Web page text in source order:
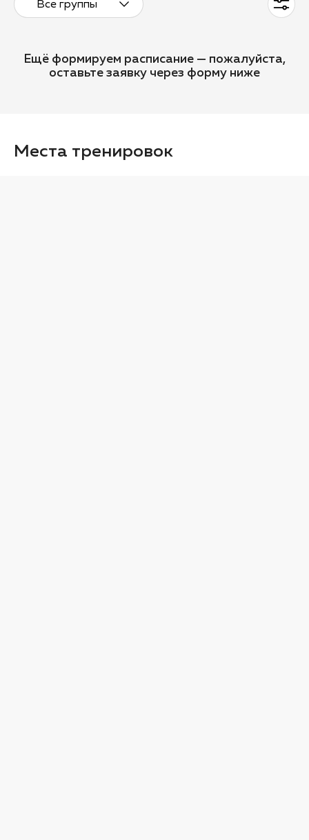
Все группы
Ещё формируем расписание — пожалуйста,
оставьте заявку через форму ниже
Места тренировок